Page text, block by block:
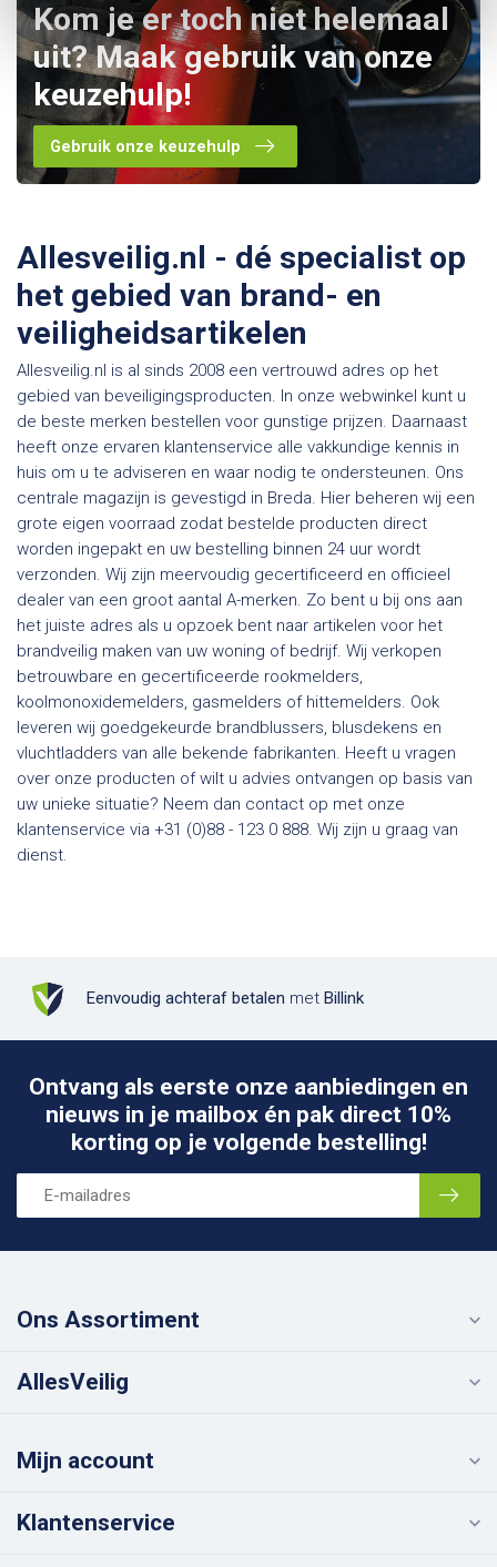
Kom je er toch niet helemaal
uit? Maak gebruik van onze
keuzehulp!
Gebruik onze keuzehulp
Allesveilig.nl - dé specialist op
het gebied van brand- en
veiligheidsartikelen
Allesveilig.nl is al sinds 2008 een vertrouwd adres op het
gebied van beveiligingsproducten. In onze webwinkel kunt u
de beste merken bestellen voor gunstige prijzen. Daarnaast
heeft onze ervaren klantenservice alle vakkundige kennis in
huis om u te adviseren en waar nodig te ondersteunen. Ons
centrale magazijn is gevestigd in Breda. Hier beheren wij een
grote eigen voorraad zodat bestelde producten direct
worden ingepakt en uw bestelling binnen 24 uur wordt
verzonden. Wij zijn meervoudig gecertificeerd en officieel
dealer van een groot aantal A-merken. Zo bent u bij ons aan
het juiste adres als u opzoek bent naar artikelen voor het
brandveilig maken van uw woning of bedrijf. Wij verkopen
betrouwbare en gecertificeerde rookmelders,
koolmonoxidemelders, gasmelders of hittemelders. Ook
leveren wij goedgekeurde brandblussers, blusdekens en
vluchtladders van alle bekende fabrikanten. Heeft u vragen
over onze producten of wilt u advies ontvangen op basis van
uw unieke situatie? Neem dan contact op met onze
klantenservice via +31 (0)88 - 123 0 888. Wij zijn u graag van
dienst.
Eenvoudig achteraf betalen met Billink
Ontvang als eerste onze aanbiedingen en
nieuws in je mailbox én pak direct 10%
korting op je volgende bestelling!
Ons Assortiment
AllesVeilig
Mijn account
Klantenservice